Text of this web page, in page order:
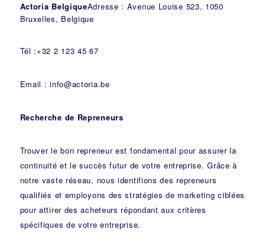
Actoria BelgiqueAdresse : Avenue Louise 523, 1050
Bruxelles, Belgique
Tél :+32 2 123 45 67
Email : info@actoria.be
Recherche de Repreneurs
Trouver le bon repreneur est fondamental pour assurer la
continuité et le succès futur de votre entreprise. Grâce à
notre vaste réseau, nous identifions des repreneurs
qualifiés et employons des stratégies de marketing ciblées
pour attirer des acheteurs répondant aux critères
spécifiques de votre entreprise.